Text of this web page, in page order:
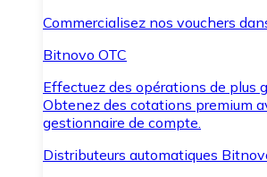
Commercialisez nos vouchers
Bitnovo OTC
Effectuez des opérations de plus
Obtenez des cotations premium
gestionnaire de compte.
Distributeurs automatiques